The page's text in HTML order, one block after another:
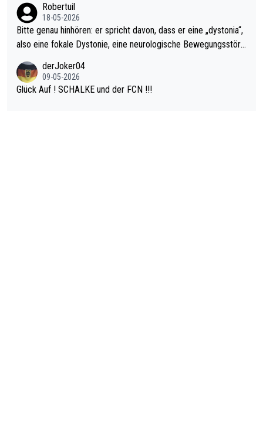
Robertuil
18-05-2026
Bitte genau hinhören: er spricht davon, dass er eine „dystonia“,
also eine fokale Dystonie, eine neurologische Bewegungsstöru
erden, im Arm hat. Und, dass Medikamente ihm helfen! Ich glau
be immer noch, dass sehr viele der Dartits-Fälle fälschlich psy
derJoker04
09-05-2026
Glück Auf ! SCHALKE und der FCN !!!